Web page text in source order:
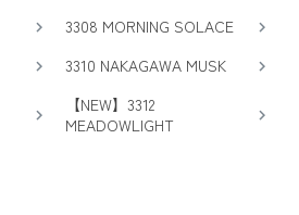
3308 MORNING SOLACE
3310 NAKAGAWA MUSK
【NEW】3312
MEADOWLIGHT